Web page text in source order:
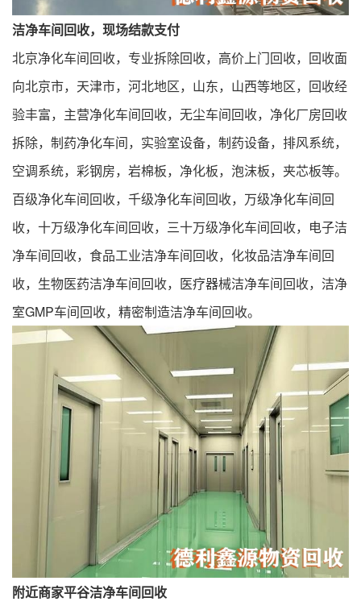
洁净车间回收，现场结款支付
北京净化车间回收，专业拆除回收，高价上门回收，回收面
向北京市，天津市，河北地区，山东，山西等地区，回收经
验丰富，主营净化车间回收，无尘车间回收，净化厂房回收
拆除，制药净化车间，实验室设备，制药设备，排风系统，
空调系统，彩钢房，岩棉板，净化板，泡沫板，夹芯板等。
百级净化车间回收，千级净化车间回收，万级净化车间回
收，十万级净化车间回收，三十万级净化车间回收，电子洁
净车间回收，食品工业洁净车间回收，化妆品洁净车间回
收，生物医药洁净车间回收，医疗器械洁净车间回收，洁净
室GMP车间回收，精密制造洁净车间回收。
附近商家平谷洁净车间回收